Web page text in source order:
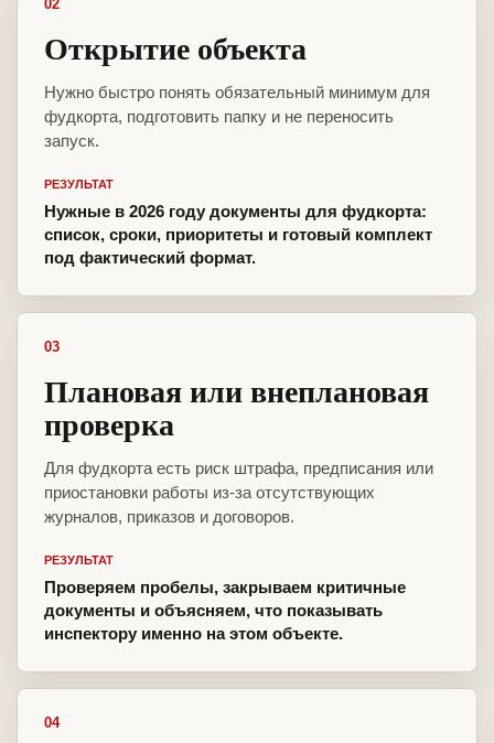
02
Открытие объекта
Нужно быстро понять обязательный минимум для
фудкорта, подготовить папку и не переносить
запуск.
РЕЗУЛЬТАТ
Нужные в 2026 году документы для фудкорта:
список, сроки, приоритеты и готовый комплект
под фактический формат.
03
Плановая или внеплановая
проверка
Для фудкорта есть риск штрафа, предписания или
приостановки работы из-за отсутствующих
журналов, приказов и договоров.
РЕЗУЛЬТАТ
Проверяем пробелы, закрываем критичные
документы и объясняем, что показывать
инспектору именно на этом объекте.
04